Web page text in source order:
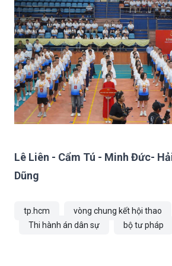
Lê Liên - Cẩm Tú - Minh Đức-
Dũng
tp.hcm vòng chung kết hội thao
Thi hành án dân sự
bộ tư pháp